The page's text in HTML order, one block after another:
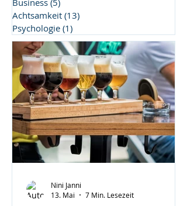
Business (5)
Achtsamkeit (13)
Psychologie (1)
Nini Janni
13. Mai
7 Min. Lesezeit